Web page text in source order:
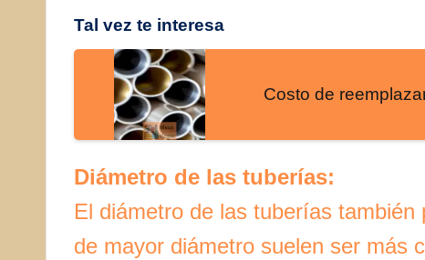
Tal vez te interesa
Costo de
Diámetro de las tuberías:
El diámetro de las tuberías
de mayor diámetro suelen ser más